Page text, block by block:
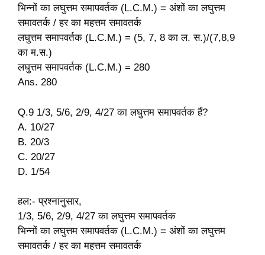
भिन्नों का लघुत्तम समापवर्तक (L.C.M.) = अंशों का लघुत्तम
समावतर्क / हर का महत्तम समावतर्क
लघुत्तम समापवर्तक (L.C.M.) = (5, 7, 8 का ल. स.)/(7,8,9
का म.स.)
लघुत्तम समापवर्तक (L.C.M.) = 280
Ans. 280
Q.9 1/3, 5/6, 2/9, 4/27 का लघुत्तम समापवर्तक हैं?
A. 10/27
B. 20/3
C. 20/27
D. 1/54
हल:- प्रश्नानुसार,
1/3, 5/6, 2/9, 4/27 का लघुत्तम समापवर्तक
भिन्नों का लघुत्तम समापवर्तक (L.C.M.) = अंशों का लघुत्तम
समावतर्क / हर का महत्तम समावतर्क